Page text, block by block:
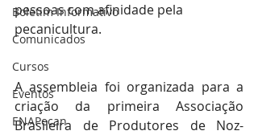
Boletim Informativo
Comunicados
Cursos
Eventos
ENAPecan
pessoas com afinidade pela
pecanicultura.
A assembleia foi organizada para a
criação da primeira Associação
Brasileira de Produtores de Noz-